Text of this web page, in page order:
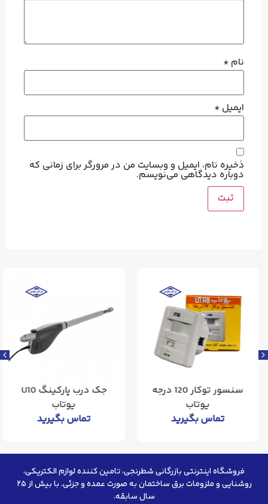
نام *
ایمیل *
ذخیره نام، ایمیل و وبسایت من در مرورگر برای زمانی که
دوباره دیدگاهی می‌نویسم.
سنسور توکار 120 درجه
یوتاب
تماس بگیرید
جک درب پارکینگ U10
یوتاب
تماس بگیرید
فروشگاه اینترنتی بازرگانی شطرنجی، تامین کننده لوازم الکتریکی،
روشنایی و ملزومات برق ساختمان به صورت عمده و جزئی. با بیش از ۲۵
سال سابقه.